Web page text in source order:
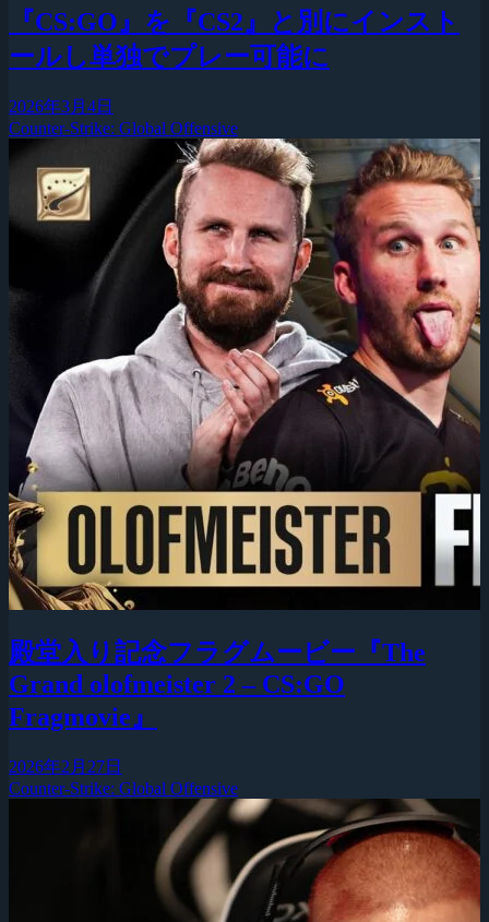
『CS:GO』を『CS2』と別にインスト
ールし単独でプレー可能に
2026年3月4日
Counter-Strike: Global Offensive
殿堂入り記念フラグムービー『The
Grand olofmeister 2 – CS:GO
Fragmovie』
2026年2月27日
Counter-Strike: Global Offensive